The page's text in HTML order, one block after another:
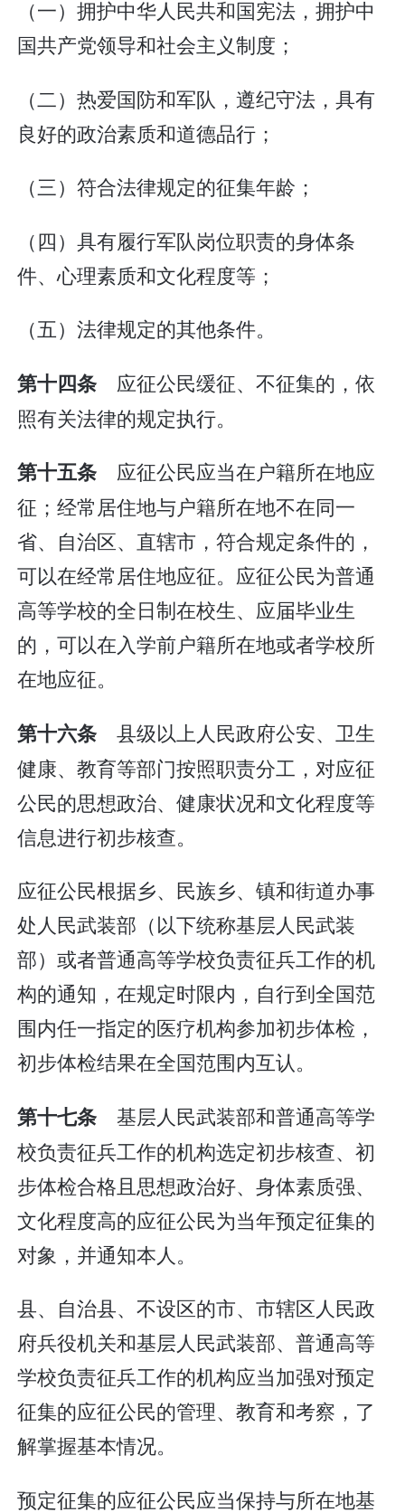
（一）拥护中华人民共和国宪法，拥护中
国共产党领导和社会主义制度；
（二）热爱国防和军队，遵纪守法，具有
良好的政治素质和道德品行；
（三）符合法律规定的征集年龄；
（四）具有履行军队岗位职责的身体条
件、心理素质和文化程度等；
（五）法律规定的其他条件。
第十四条 应征公民缓征、不征集的，依
照有关法律的规定执行。
第十五条 应征公民应当在户籍所在地应
征；经常居住地与户籍所在地不在同一
省、自治区、直辖市，符合规定条件的，
可以在经常居住地应征。应征公民为普通
高等学校的全日制在校生、应届毕业生
的，可以在入学前户籍所在地或者学校所
在地应征。
第十六条 县级以上人民政府公安、卫生
健康、教育等部门按照职责分工，对应征
公民的思想政治、健康状况和文化程度等
信息进行初步核查。
应征公民根据乡、民族乡、镇和街道办事
处人民武装部（以下统称基层人民武装
部）或者普通高等学校负责征兵工作的机
构的通知，在规定时限内，自行到全国范
围内任一指定的医疗机构参加初步体检，
初步体检结果在全国范围内互认。
第十七条 基层人民武装部和普通高等学
校负责征兵工作的机构选定初步核查、初
步体检合格且思想政治好、身体素质强、
文化程度高的应征公民为当年预定征集的
对象，并通知本人。
县、自治县、不设区的市、市辖区人民政
府兵役机关和基层人民武装部、普通高等
学校负责征兵工作的机构应当加强对预定
征集的应征公民的管理、教育和考察，了
解掌握基本情况。
预定征集的应征公民应当保持与所在地基